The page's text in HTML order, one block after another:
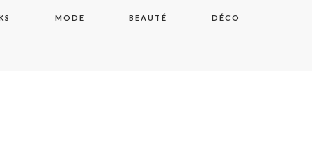
MODE BEAUTÉ DÉCO